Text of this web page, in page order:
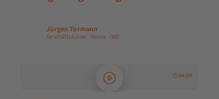
Jürgen Tormann
Geschäftsführer · Vesox - IWD
34:30